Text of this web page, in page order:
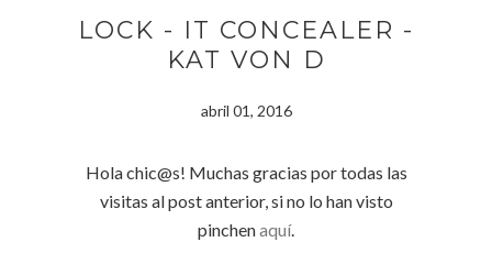
LOCK - IT CONCEALER -
KAT VON D
abril 01, 2016
Hola chic@s! Muchas gracias por todas las
visitas al post anterior, si no lo han visto
pinchenaquí.